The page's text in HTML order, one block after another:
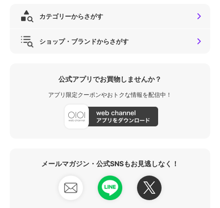
カテゴリーからさがす
ショップ・ブランドからさがす
公式アプリでお買物しませんか？
アプリ限定クーポンやおトクな情報を配信中！
メールマガジン・公式SNSもお見逃しなく！